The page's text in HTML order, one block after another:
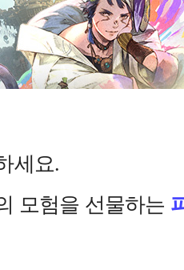
세요.
모험을 선물하는